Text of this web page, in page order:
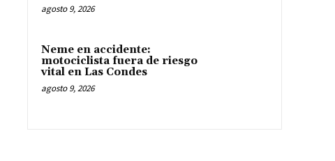
agosto 9, 2026
Neme en accidente:
motociclista fuera de riesgo
vital en Las Condes
agosto 9, 2026